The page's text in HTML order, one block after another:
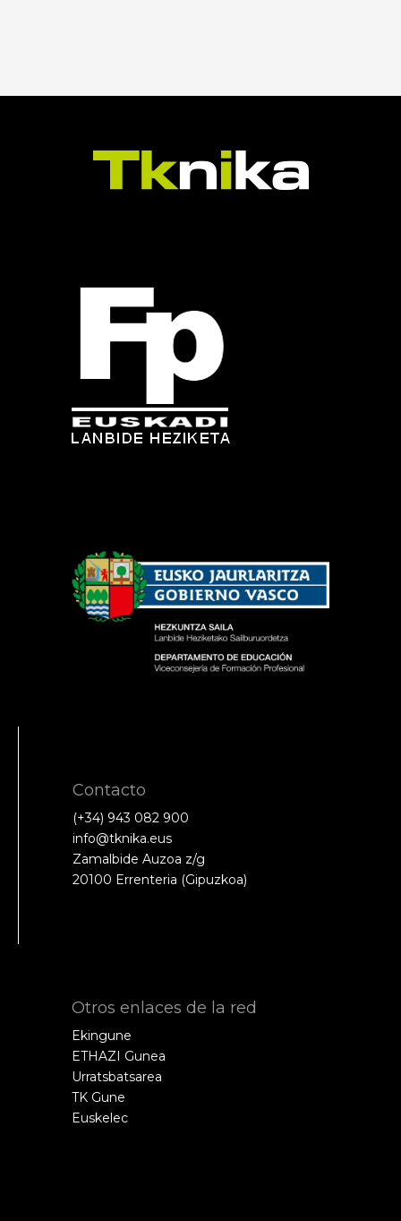
Contacto
(+34) 943 082 900
info@tknika.eus
Zamalbide Auzoa z/g
20100 Errenteria (Gipuzkoa)
Otros enlaces de la red
Ekingune
ETHAZI Gunea
Urratsbatsarea
TK Gune
Euskelec